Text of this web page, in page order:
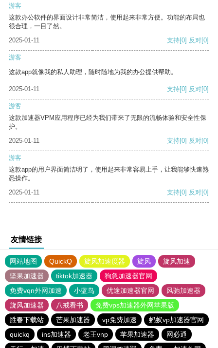
游客
这款办公软件的界面设计非常简洁，使用起来非常方便。功能的布局也
很合理，一目了然。
2025-01-11
支持[0] 反对[0]
游客
这款app就像我的私人助理，随时随地为我的办公提供帮助。
2025-01-11 支持[0] 反对[0]
游客
这款加速器VPM应用程序已经为我们带来了无限的流畅体验和安全性保
护。
2025-01-11
支持[0] 反对[0]
游客
这款app的用户界面简洁明了，使用起来非常容易上手，让我能够快速熟
悉操作。
2025-01-11
支持[0] 反对[0]
友情链接
网站地图 QuickQ 旋风加速度器 旋风
旋风加速
坚果加速器
tiktok加速器
狗急加速器官网
免费vqn外网加速
小蓝鸟 优途加速器官网
风驰加速器
旋风加速器
八戒看书
免费vps加速器外网苹果版
胜春下载站
芒果加速器 vp免费加速
蚂蚁vp加速器官网
quickq
ins加速器 老王vnp 苹果加速器
网必通